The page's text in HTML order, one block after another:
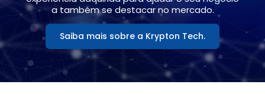
a também se destacar no mercado.
Saiba mais sobre a Krypton Tech.